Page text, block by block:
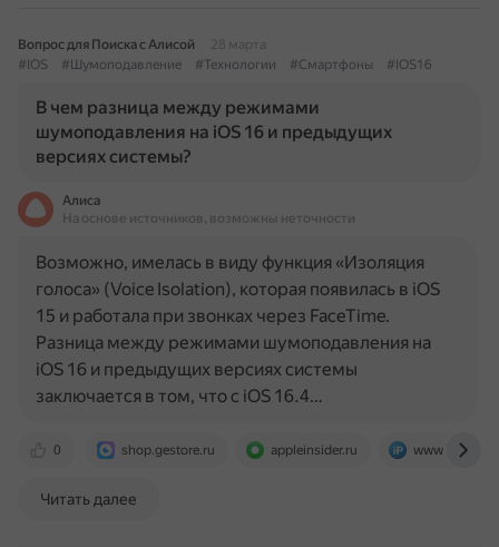
Вопрос для Поиска с Алисой
28 марта
#IOS
#Шумоподавление #Технологии #Смартфоны #IOS16
В чем разница между режимами
шумоподавления на iOS 16 и предыдущих
версиях системы?
Алиса
На основе источников, возможны неточности
0 shop.gestore.ru appleinsider.ru
Возможно, имелась в виду функция «Изоляция
голоса» (Voice Isolation), которая появилась в iOS
15 и работала при звонках через FaceTime.
Разница между режимами шумоподавления на
iOS 16 и предыдущих версиях системы
заключается в том, что с iOS 16.4…
Читать далее